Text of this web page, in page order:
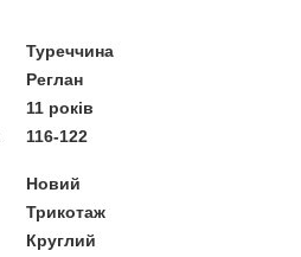
Туреччина
Реглан
11 років
116-122
Новий
Трикотаж
Круглий